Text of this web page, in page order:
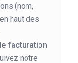
(nom,
haut des
facturation
notre